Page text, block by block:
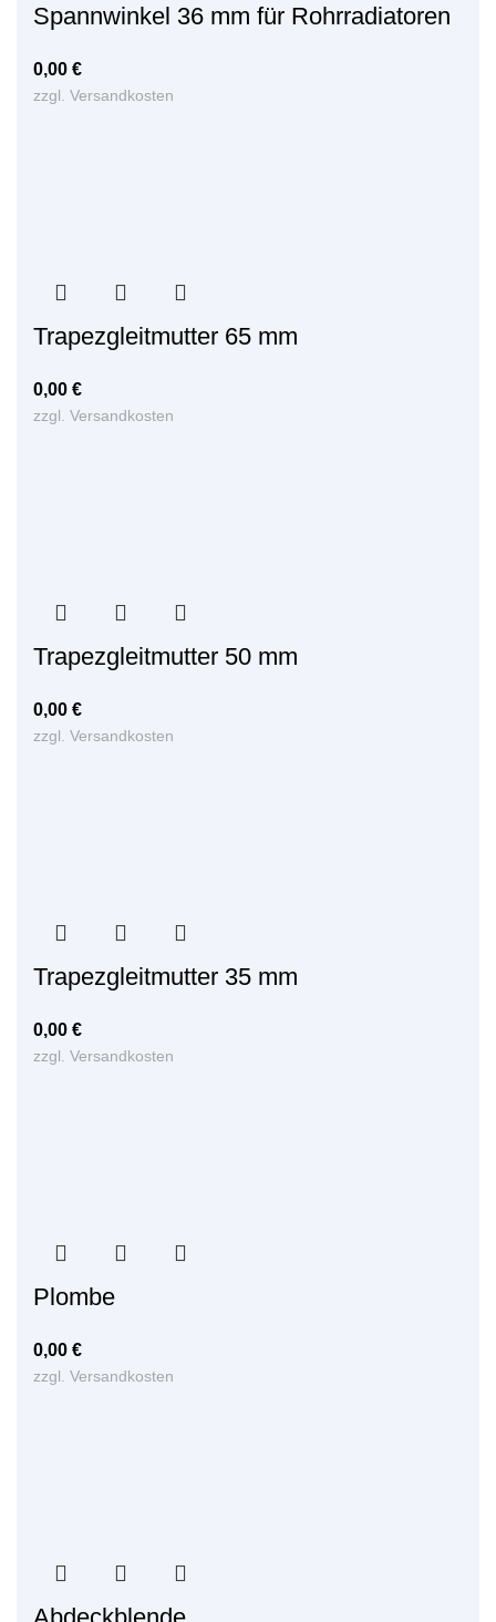
Spannwinkel 36 mm für Rohrradiatoren
0,00 €
zzgl. Versandkosten
Trapezgleitmutter 65 mm
0,00 €
zzgl. Versandkosten
Trapezgleitmutter 50 mm
0,00 €
zzgl. Versandkosten
Trapezgleitmutter 35 mm
0,00 €
zzgl. Versandkosten
Plombe
0,00 €
zzgl. Versandkosten